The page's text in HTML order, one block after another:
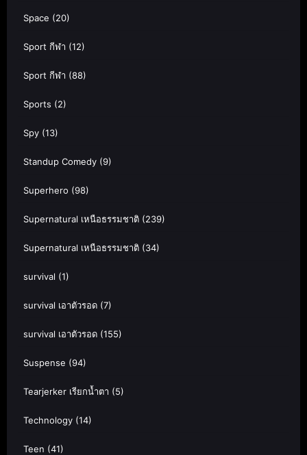
Space (20)
Sport กีฬา (12)
Sport กีฬา (88)
Sports (2)
Spy (13)
Standup Comedy (9)
Superhero (98)
Supernatural เหนือธรรมชาติ (239)
Supernatural เหนือธรรมชาติ (34)
survival (1)
survival เอาตัวรอด (7)
survival เอาตัวรอด (155)
Suspense (94)
Tearjerker เรียกน้ำตา (5)
Technology (14)
Teen (41)